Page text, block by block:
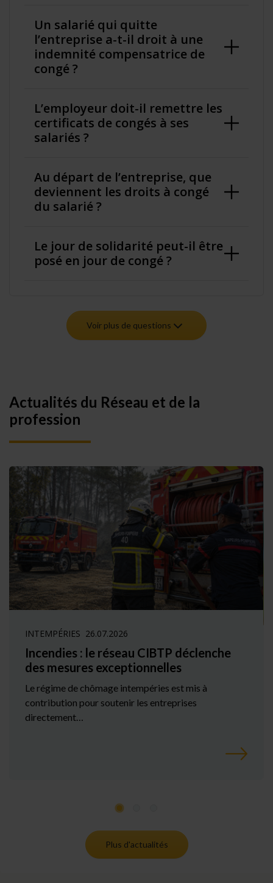
Un salarié qui quitte
l’entreprise a-t-il droit à une
indemnité compensatrice de
congé ?
L’employeur doit-il remettre les
certificats de congés à ses
salariés ?
Au départ de l’entreprise, que
deviennent les droits à congé
du salarié ?
Le jour de solidarité peut-il être
posé en jour de congé ?
Voir plus de questions
Actualités du Réseau et de la
profession
INTEMPÉRIES 26.07.2026
Incendies : le réseau CIBTP déclenche
des mesures exceptionnelles
Le régime de chômage intempéries est mis à
contribution pour soutenir les entreprises
directement…
Plus d'actualités